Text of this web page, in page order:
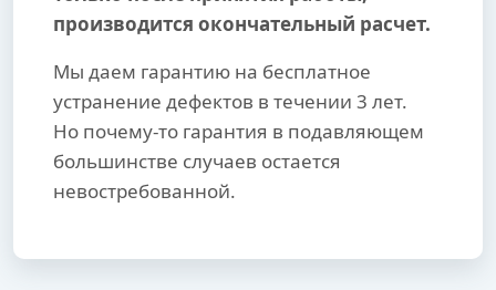
производится окончательный расчет.
Мы даем гарантию на бесплатное
устранение дефектов в течении 3 лет.
Но почему-то гарантия в подавляющем
большинстве случаев остается
невостребованной.